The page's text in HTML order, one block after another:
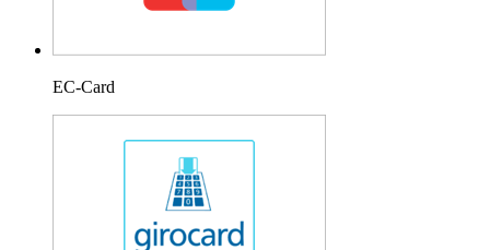
EC-Card